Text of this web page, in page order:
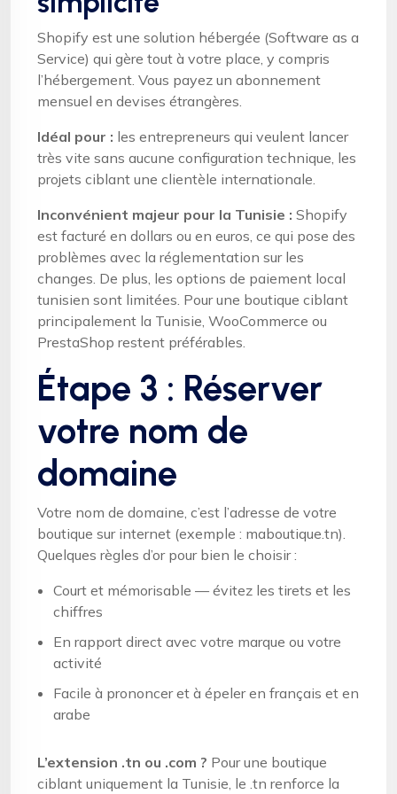
Shopify est une solution hébergée (Software as a
Service) qui gère tout à votre place, y compris
l’hébergement. Vous payez un abonnement
mensuel en devises étrangères.
Idéal pour : les entrepreneurs qui veulent lancer
très vite sans aucune configuration technique, les
projets ciblant une clientèle internationale.
Inconvénient majeur pour la Tunisie : Shopify
est facturé en dollars ou en euros, ce qui pose des
problèmes avec la réglementation sur les
changes. De plus, les options de paiement local
tunisien sont limitées. Pour une boutique ciblant
principalement la Tunisie, WooCommerce ou
PrestaShop restent préférables.
Étape 3 : Réserver
votre nom de
domaine
Votre nom de domaine, c’est l’adresse de votre
boutique sur internet (exemple : maboutique.tn).
Quelques règles d’or pour bien le choisir :
Court et mémorisable — évitez les tirets et les
chiffres
En rapport direct avec votre marque ou votre
activité
Facile à prononcer et à épeler en français et en
arabe
L’extension .tn ou .com ? Pour une boutique
ciblant uniquement la Tunisie, le .tn renforce la